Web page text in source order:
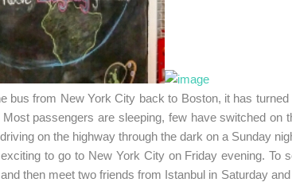
bus from New York City back to Boston, it has
passengers are sleeping, few have switched on
on the highway through the dark on a Sunday
to go to New York City on Friday evening. To
then meet two friends from Istanbul in Saturday